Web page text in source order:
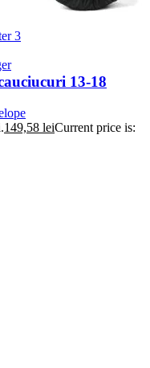
3
13-18
149,58 leiCurrent price is: